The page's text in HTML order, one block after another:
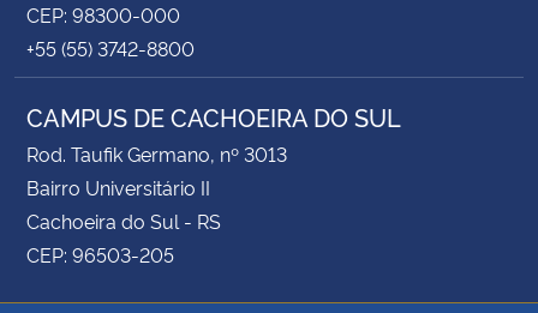
CEP: 98300-000
+55 (55) 3742-8800
CAMPUS DE CACHOEIRA DO SUL
Rod. Taufik Germano, nº 3013
Bairro Universitário II
Cachoeira do Sul - RS
CEP: 96503-205